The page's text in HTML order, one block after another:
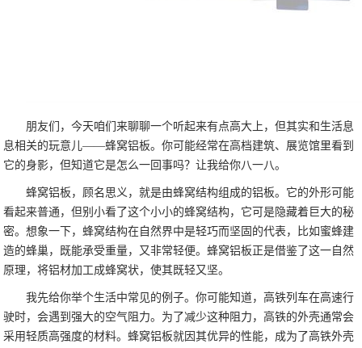
朋友们，今天咱们来聊聊一个听起来有点高大上，但其实和生活息
息相关的玩意儿——蜂窝铝板。你可能经常在高档建筑、展览馆里看到
它的身影，但知道它是怎么一回事吗？让我给你八一八。
蜂窝铝板，顾名思义，就是由蜂窝结构组成的铝板。它的外形可能
看起来普通，但别小看了这个小小的蜂窝结构，它可是隐藏着巨大的秘
密。想象一下，蜂窝结构在自然界中是轻巧而坚固的代表，比如蜜蜂建
造的蜂巢，既能承受重量，又非常轻便。蜂窝铝板正是借鉴了这一自然
原理，将铝材加工成蜂窝状，使其既轻又坚。
我先给你举个生活中常见的例子。你可能知道，高铁列车在高速行
驶时，会遇到强大的空气阻力。为了减少这种阻力，高铁的外壳通常会
采用轻质高强度的材料。蜂窝铝板就因其优异的性能，成为了高铁外壳